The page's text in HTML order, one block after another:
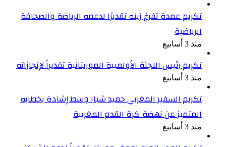
تكريم عمدة تفرغ زينه تقديرًا لدعمه الرياضة والصحافة
الرياضية
منذ 3 أسابيع
تكريم رئيس اللجنة الأولمبية الموريتانية تقديراً لإنجازاته
منذ 3 أسابيع
تكريم السفير المغربي حميد شبار وسط إشادة بخطابه
المتميز عن نهضة كرة القدم المغربية
منذ 3 أسابيع